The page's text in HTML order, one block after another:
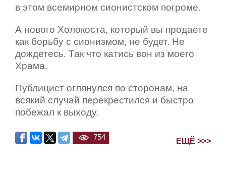
в этом всемирном сионистском погроме.
А нового Холокоста, который вы продаете
как борьбу с сионизмом, не будет. Не
дождетесь. Так что катись вон из моего
Храма.
Публицист оглянулся по сторонам, на
всякий случай перекрестился и быстро
побежал к выходу.
754 ЕЩЁ >>>